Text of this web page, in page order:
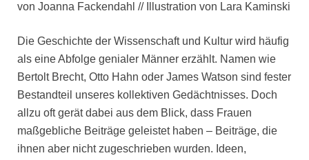
von Joanna Fackendahl // Illustration von Lara Kaminski
Die Geschichte der Wissenschaft und Kultur wird häufig
als eine Abfolge genialer Männer erzählt. Namen wie
Bertolt Brecht, Otto Hahn oder James Watson sind fester
Bestandteil unseres kollektiven Gedächtnisses. Doch
allzu oft gerät dabei aus dem Blick, dass Frauen
maßgebliche Beiträge geleistet haben – Beiträge, die
ihnen aber nicht zugeschrieben wurden. Ideen,